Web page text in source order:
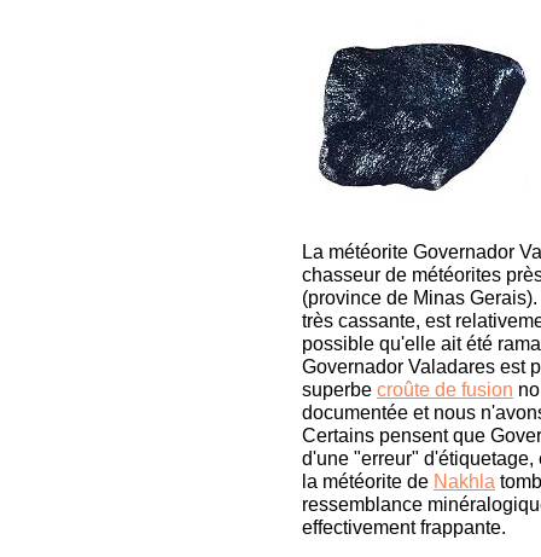
La météorite Governador
chasseur de météorites
(province de Minas Gerais)
très cassante, est
possible qu'elle ait été
Governador Valadares est
superbe croûte de fusion
documentée et nous
Certains pensent que
d'une "erreur"
la météorite de Nakhla
ressemblance
effectivement frappante.